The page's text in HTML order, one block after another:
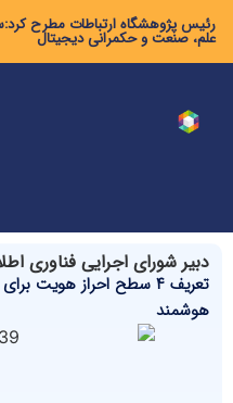
رئیس پژوهشگاه ارتباطات مطرح
علم، صنعت و حکمرانی دیجیتال
دبیر شورای اجرایی فناوری
تعریف ۴ سطح احراز
هوشمند